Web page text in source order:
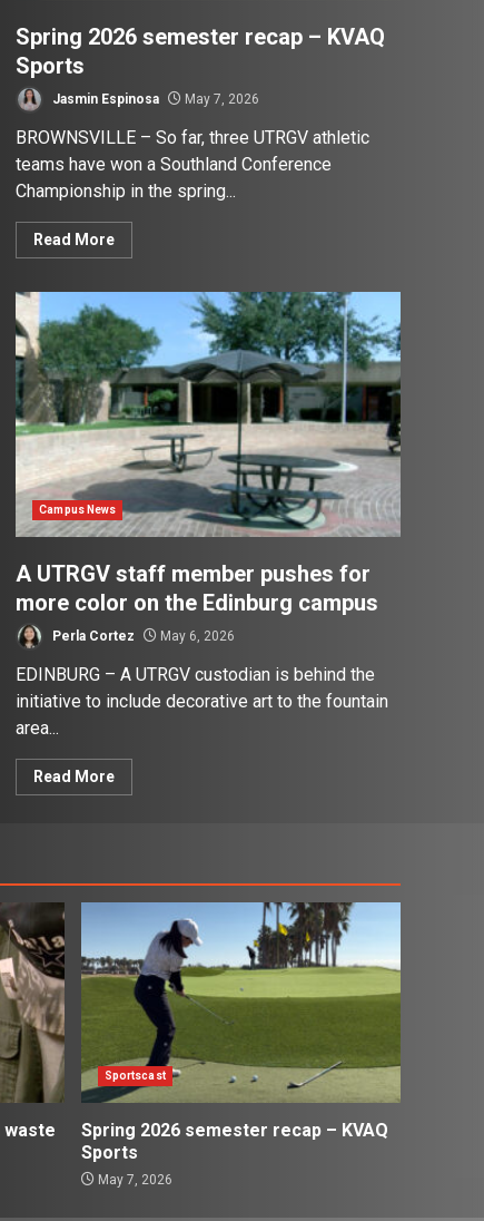
Spring 2026 semester recap – KVAQ
Sports
Jasmin Espinosa May 7, 2026
BROWNSVILLE – So far, three UTRGV athletic
teams have won a Southland Conference
Championship in the spring...
Read More
Campus News
A UTRGV staff member pushes for
more color on the Edinburg campus
Perla Cortez May 6, 2026
EDINBURG – A UTRGV custodian is behind the
initiative to include decorative art to the fountain
area...
Read More
Sportscast
Spring 2026 semester recap – KVAQ
Sports
May 7, 2026